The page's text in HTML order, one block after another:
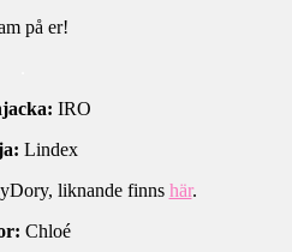
på er!
IRO
Lindex
liknande finns här.
Chloé